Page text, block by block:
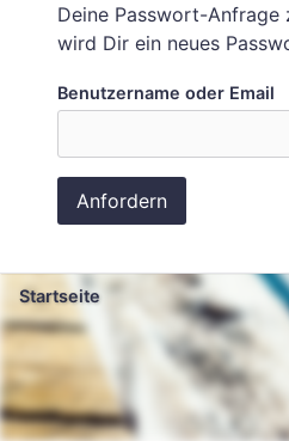
Deine Passwort-Anfrage
wird Dir ein neues
Benutzername oder Email
Anfordern
Startseite